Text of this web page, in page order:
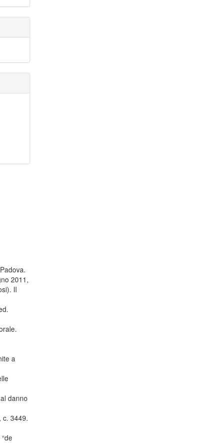
2011,
Il
a
danno
c. 3449.